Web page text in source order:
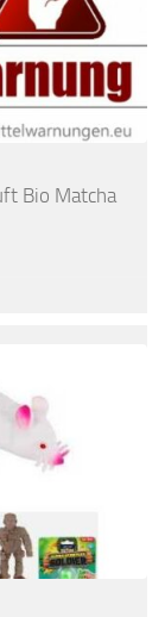
Bio Matcha